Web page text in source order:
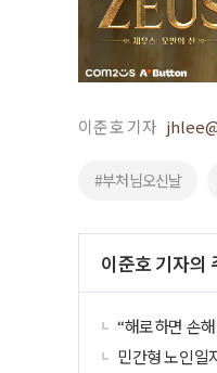
이준호 기자
#부처님오신날
이준호 기자의
“해로하면 손
민간형 노인일